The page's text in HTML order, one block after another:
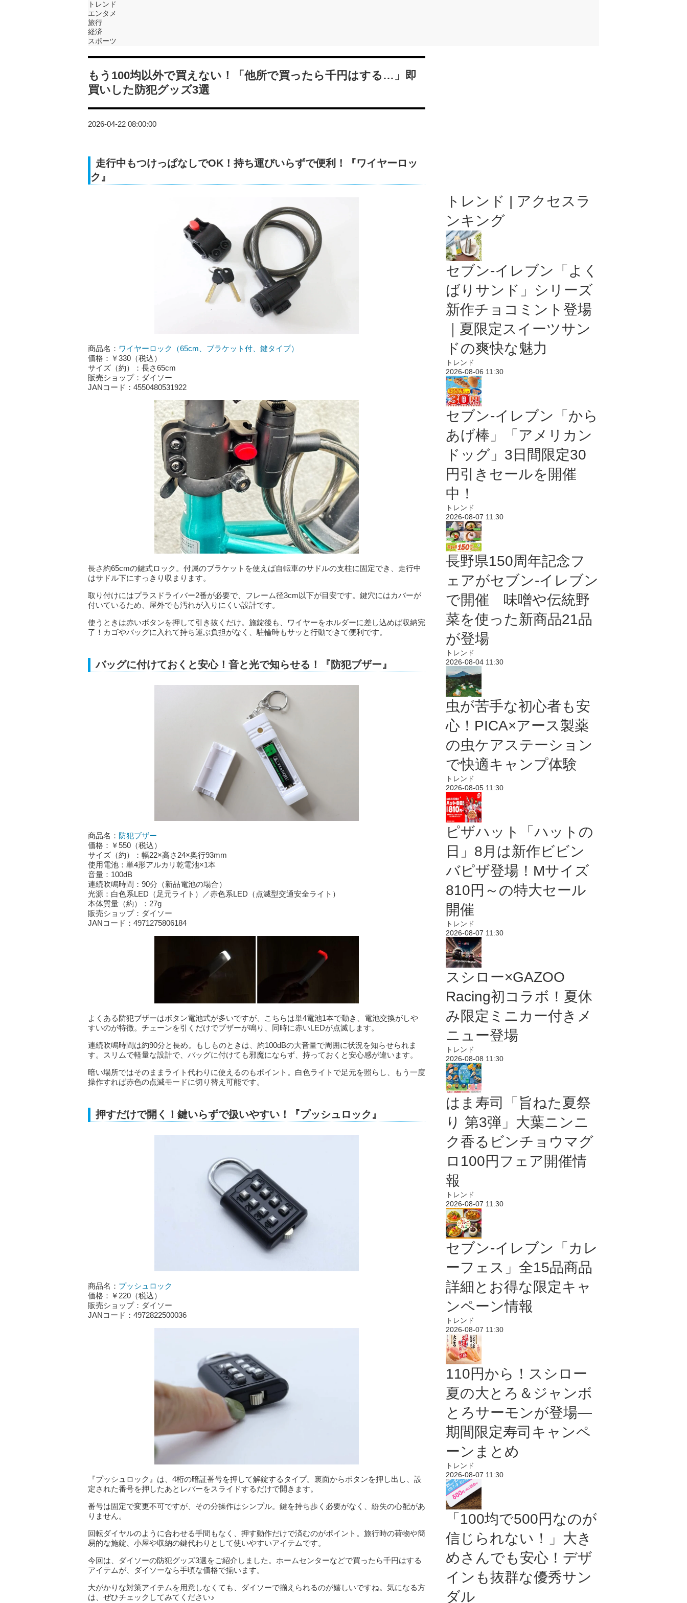
トレンド
エンタメ
旅行
経済
スポーツ
もう100均以外で買えない！「他所で買ったら千円はする…」即
買いした防犯グッズ3選
2026-04-22 08:00:00
走行中もつけっぱなしでOK！持ち運びいらずで便利！『ワイヤーロッ
ク』
商品名： ワイヤーロック（65cm、ブラケット付、鍵タイプ）
価格：￥330（税込）
サイズ（約）：長さ65cm
販売ショップ：ダイソー
JANコード：4550480531922
長さ約65cmの鍵式ロック。付属のブラケットを使えば自転車のサドルの支柱に固定でき、走行中
はサドル下にすっきり収まります。
取り付けにはプラスドライバー2番が必要で、フレーム径3cm以下が目安です。鍵穴にはカバーが
付いているため、屋外でも汚れが入りにくい設計です。
使うときは赤いボタンを押して引き抜くだけ。施錠後も、ワイヤーをホルダーに差し込めば収納完
了！カゴやバッグに入れて持ち運ぶ負担がなく、駐輪時もサッと行動できて便利です。
バッグに付けておくと安心！音と光で知らせる！『防犯ブザー』
商品名： 防犯ブザー
価格：￥550（税込）
サイズ（約）：幅22×高さ24×奥行93mm
使用電池：単4形アルカリ乾電池×1本
音量：100dB
連続吹鳴時間：90分（新品電池の場合）
光源：白色系LED（足元ライト）／赤色系LED（点滅型交通安全ライト）
本体質量（約）：27g
販売ショップ：ダイソー
JANコード：4971275806184
よくある防犯ブザーはボタン電池式が多いですが、こちらは単4電池1本で動き、電池交換がしや
すいのが特徴。チェーンを引くだけでブザーが鳴り、同時に赤いLEDが点滅します。
連続吹鳴時間は約90分と長め。もしものときは、約100dBの大音量で周囲に状況を知らせられま
す。スリムで軽量な設計で、バッグに付けても邪魔にならず、持っておくと安心感が違います。
暗い場所ではそのままライト代わりに使えるのもポイント。白色ライトで足元を照らし、もう一度
操作すれば赤色の点滅モードに切り替え可能です。
押すだけで開く！鍵いらずで扱いやすい！『プッシュロック』
商品名： プッシュロック
価格：￥220（税込）
販売ショップ：ダイソー
JANコード：4972822500036
『プッシュロック』は、4桁の暗証番号を押して解錠するタイプ。裏面からボタンを押し出し、設
定された番号を押したあとレバーをスライドするだけで開きます。
番号は固定で変更不可ですが、その分操作はシンプル。鍵を持ち歩く必要がなく、紛失の心配があ
りません。
回転ダイヤルのように合わせる手間もなく、押す動作だけで済むのがポイント。旅行時の荷物や簡
易的な施錠、小屋や収納の鍵代わりとして使いやすいアイテムです。
今回は、ダイソーの防犯グッズ3選をご紹介しました。ホームセンターなどで買ったら千円はする
アイテムが、ダイソーなら手頃な価格で揃います。
大がかりな対策アイテムを用意しなくても、ダイソーで揃えられるのが嬉しいですね。気になる方
は、ぜひチェックしてみてください♪
トレンド | アクセスラ
ンキング
セブン‐イレブン「よく
ばりサンド」シリーズ
新作チョコミント登場
｜夏限定スイーツサン
ドの爽快な魅力
トレンド
2026-08-06 11:30
セブン‐イレブン「から
あげ棒」「アメリカン
ドッグ」3日間限定30
円引きセールを開催
中！
トレンド
2026-08-07 11:30
長野県150周年記念フ
ェアがセブン-イレブン
で開催 味噌や伝統野
菜を使った新商品21品
が登場
トレンド
2026-08-04 11:30
虫が苦手な初心者も安
心！PICA×アース製薬
の虫ケアステーション
で快適キャンプ体験
トレンド
2026-08-05 11:30
ピザハット「ハットの
日」8月は新作ビビン
バピザ登場！Mサイズ
810円～の特大セール
開催
トレンド
2026-08-07 11:30
スシロー×GAZOO
Racing初コラボ！夏休
み限定ミニカー付きメ
ニュー登場
トレンド
2026-08-08 11:30
はま寿司「旨ねた夏祭
り 第3弾」大葉ニンニ
ク香るビンチョウマグ
ロ100円フェア開催情
報
トレンド
2026-08-07 11:30
セブン‐イレブン「カレ
ーフェス」全15品商品
詳細とお得な限定キャ
ンペーン情報
トレンド
2026-08-07 11:30
110円から！スシロー
夏の大とろ＆ジャンボ
とろサーモンが登場―
期間限定寿司キャンペ
ーンまとめ
トレンド
2026-08-07 11:30
「100均で500円なのが
信じられない！」大き
めさんでも安心！デザ
インも抜群な優秀サン
ダル